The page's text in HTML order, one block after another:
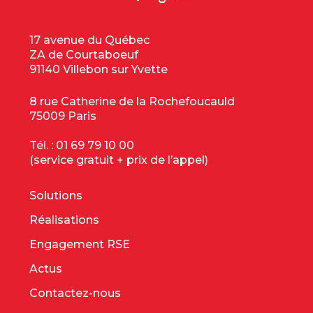
17 avenue du Québec
ZA de Courtaboeuf
91140 Villebon sur Yvette
8 rue Catherine de la Rochefoucauld
75009 Paris
Tél. : 01 69 79 10 00
(service gratuit + prix de l’appel)
Solutions
Réalisations
Engagement RSE
Actus
Contactez-nous